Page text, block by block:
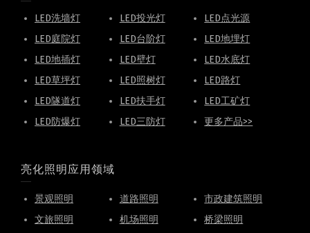
LED洗墙灯 LED投光灯
LED点光源
LED庭院灯
LED台阶灯
LED地埋灯
LED地插灯
LED壁灯
LED水底灯
LED草坪灯
LED照树灯
LED路灯
LED隧道灯
LED扶手灯
LED工矿灯
LED防爆灯
LED三防灯 更多产品>>
亮化照明应用领域
景观照明 道路照明
市政建筑照明
文旅照明
机场照明
桥梁照明